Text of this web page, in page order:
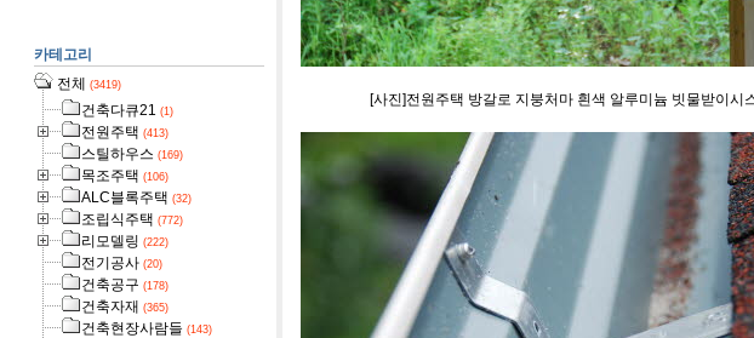
[사진]전원주택 방갈로 지붕처마 흰색 알루미늄 빗물받이시
카테고리
전체 (3419)
건축다큐21 (1)
전원주택 (413)
스틸하우스 (169)
목조주택 (106)
ALC블록주택 (32)
조립식주택 (772)
리모델링 (222)
전기공사 (20)
건축공구 (178)
건축자재 (365)
건축현장사람들 (143)